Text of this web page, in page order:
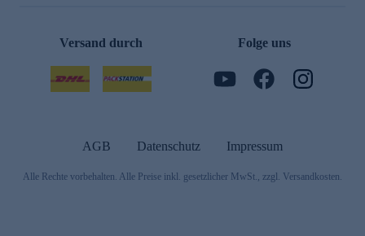
Versand durch Folge uns
AGB Datenschutz Impressum
Alle Rechte vorbehalten. Alle Preise inkl. gesetzlicher MwSt., zzgl. Versandkosten.